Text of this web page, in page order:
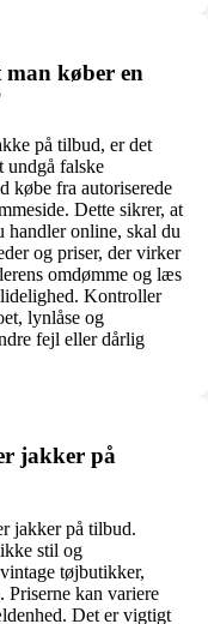
køber en
på tilbud, er det
undgå falske
købe fra autoriserede
Dette sikrer, at
handler online, skal du
og priser, der virker
omdømme og læs
Kontroller
lynlåse og
fejl eller dårlig
jakker på
jakker på tilbud.
stil og
tøjbutikker,
Priserne kan variere
Det er vigtigt